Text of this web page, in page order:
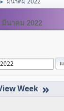
►
มีนาคม 2022
»